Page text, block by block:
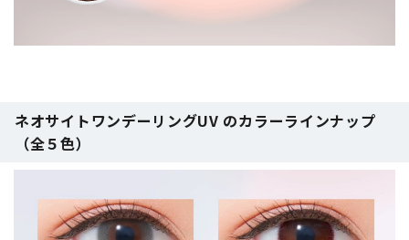
ネオサイトワンデーリングUV のカラーラインナップ
（全５色）